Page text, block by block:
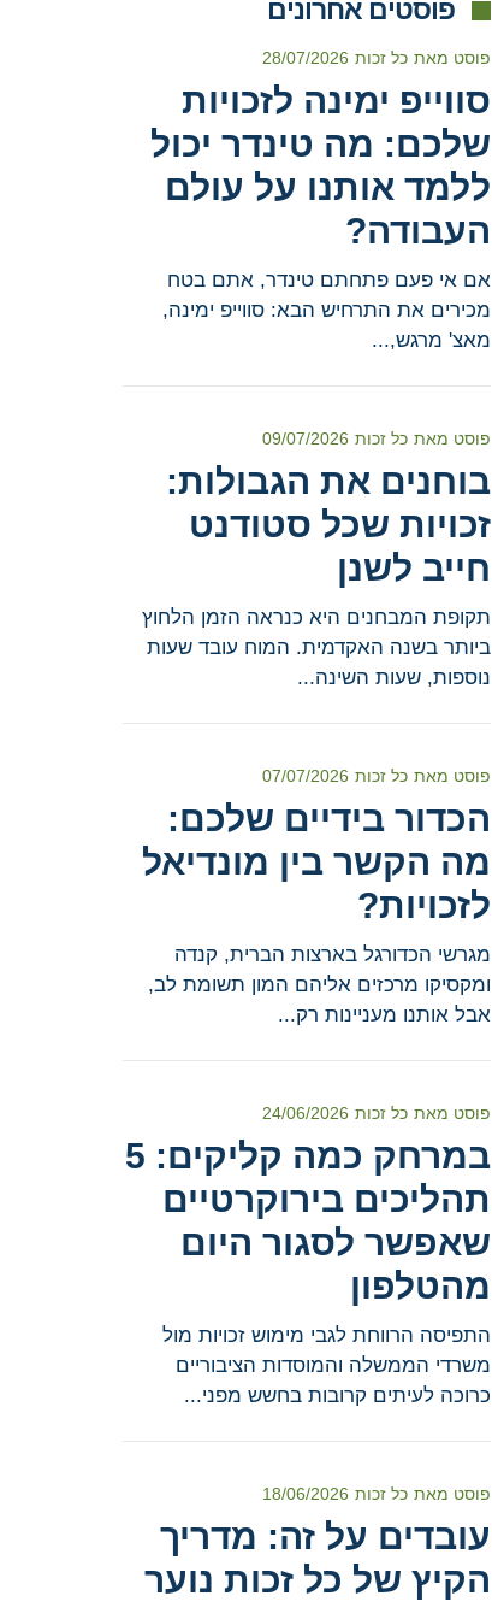
פוסטים אחרונים
פוסט מאת כל זכות 28/07/2026
סווייפ ימינה לזכויות
שלכם: מה טינדר יכול
ללמד אותנו על עולם
העבודה?
אם אי פעם פתחתם טינדר, אתם בטח
מכירים את התרחיש הבא: סווייפ ימינה,
מאצ' מרגש,...
פוסט מאת כל זכות 09/07/2026
בוחנים את הגבולות:
זכויות שכל סטודנט
חייב לשנן
תקופת המבחנים היא כנראה הזמן הלחוץ
ביותר בשנה האקדמית. המוח עובד שעות
נוספות, שעות השינה...
פוסט מאת כל זכות 07/07/2026
הכדור בידיים שלכם:
מה הקשר בין מונדיאל
לזכויות?
מגרשי הכדורגל בארצות הברית, קנדה
ומקסיקו מרכזים אליהם המון תשומת לב,
אבל אותנו מעניינות רק...
פוסט מאת כל זכות 24/06/2026
במרחק כמה קליקים: 5
תהליכים בירוקרטיים
שאפשר לסגור היום
מהטלפון
התפיסה הרווחת לגבי מימוש זכויות מול
משרדי הממשלה והמוסדות הציבוריים
כרוכה לעיתים קרובות בחשש מפני...
פוסט מאת כל זכות 18/06/2026
עובדים על זה: מדריך
הקיץ של כל זכות נוער